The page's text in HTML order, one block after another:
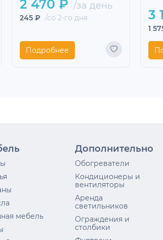
2 470 ₽ /за день
245 ₽ /со 2-го дня
Подробнее
3
1
мебель
Дополнительно
Обогреватели
Кондиционеры и
вентиляторы
Аренда
светильников
Ограждения и
столбики